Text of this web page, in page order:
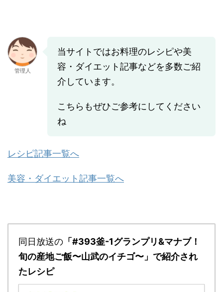
管理人
当サイトではお料理のレシピや美
容・ダイエット記事などを多数ご紹
介しています。
こちらもぜひご参考にしてください
ね
レシピ記事一覧へ
美容・ダイエット記事一覧へ
同日放送の 「#393釜-1グランプリ&マナブ！
旬の産地ご飯〜山武のイチゴ〜」で紹介され
たレシピ